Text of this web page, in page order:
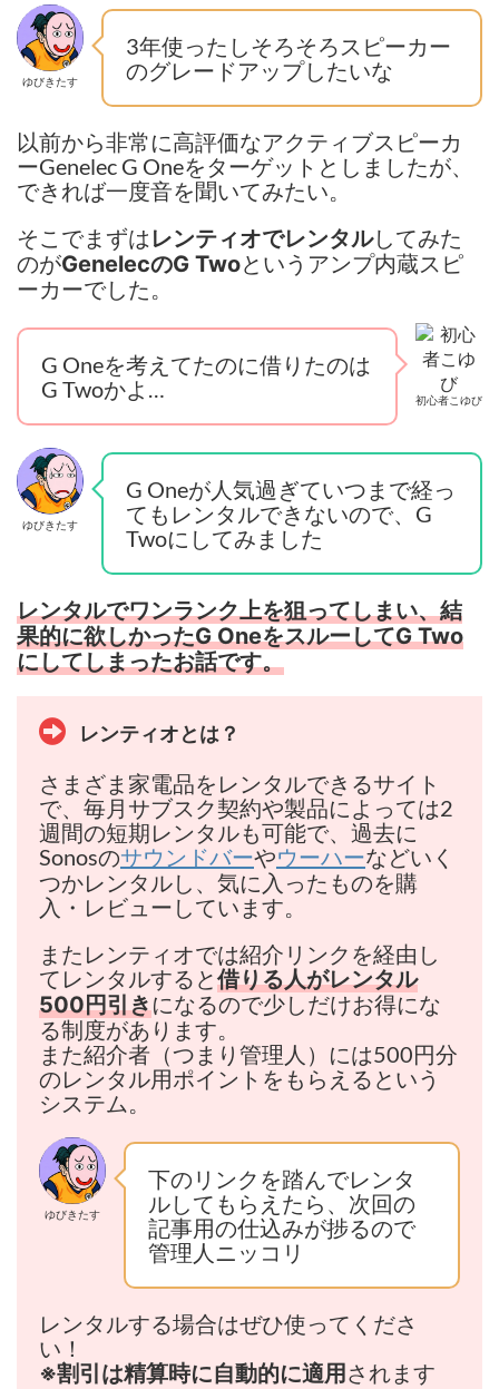
ゆびきたす
3年使ったしそろそろスピーカー
のグレードアップしたいな
以前から非常に高評価なアクティブスピーカ
ーGenelec G Oneをターゲットとしましたが、
できれば一度音を聞いてみたい。
そこでまずは レンティオでレンタルしてみた
のがGenelecのG Twoというアンプ内蔵スピ
ーカーでした。
初心者こゆび
G Oneを考えてたのに借りたのは
G Twoかよ…
ゆびきたす
G Oneが人気過ぎていつまで経っ
てもレンタルできないので、G
Twoにしてみました
レンタルでワンランク上を狙ってしまい、結
果的に欲しかったG OneをスルーしてG Two
にしてしまったお話です。
レンティオとは？
さまざま家電品をレンタルできるサイト
で、毎月サブスク契約や製品によっては2
週間の短期レンタルも可能で、過去に
Sonosのサウンドバーやウーハーなどいく
つかレンタルし、気に入ったものを購
入・レビューしています。
またレンティオでは紹介リンクを経由し
てレンタルすると借りる人がレンタル
500円引きになるので少しだけお得にな
る制度があります。
また紹介者（つまり管理人）には500円分
のレンタル用ポイントをもらえるという
システム。
ゆびきたす
下のリンクを踏んでレンタ
ルしてもらえたら、次回の
記事用の仕込みが捗るので
管理人ニッコリ
レンタルする場合はぜひ使ってくださ
い！
※割引は精算時に自動的に適用 されます